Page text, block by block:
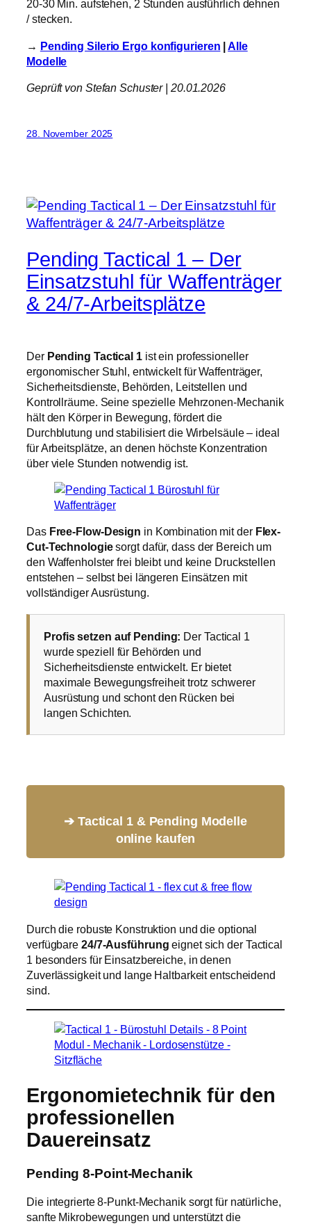
20-30 Min. aufstehen, 2 Stunden ausführlich dehnen
/ stecken.
→ Pending Silerio Ergo konfigurieren |Alle
Modelle
Geprüft von Stefan Schuster | 20.01.2026
28. November 2025
Pending Tactical 1 – Der
Einsatzstuhl für Waffenträger
& 24/7-Arbeitsplätze
Der Pending Tactical 1ist ein professioneller
ergonomischer Stuhl, entwickelt für Waffenträger,
Sicherheitsdienste, Behörden, Leitstellen und
Kontrollräume. Seine spezielle Mehrzonen-Mechanik
hält den Körper in Bewegung, fördert die
Durchblutung und stabilisiert die Wirbelsäule – ideal
für Arbeitsplätze, an denen höchste Konzentration
über viele Stunden notwendig ist.
Das Free-Flow-Design in Kombination mit derFlex-
Cut-Technologiesorgt dafür, dass der Bereich um
den Waffenholster frei bleibt und keine Druckstellen
entstehen – selbst bei längeren Einsätzen mit
vollständiger Ausrüstung.
Profis setzen auf Pending: Der Tactical 1
wurde speziell für Behörden und
Sicherheitsdienste entwickelt. Er bietet
maximale Bewegungsfreiheit trotz schwerer
Ausrüstung und schont den Rücken bei
langen Schichten.
➔ Tactical 1 & Pending Modelle
online kaufen
Durch die robuste Konstruktion und die optional
verfügbare 24/7-Ausführung eignet sich der Tactical
1 besonders für Einsatzbereiche, in denen
Zuverlässigkeit und lange Haltbarkeit entscheidend
sind.
Ergonomietechnik für den
professionellen
Dauereinsatz
Pending 8-Point-Mechanik
Die integrierte 8-Punkt-Mechanik sorgt für natürliche,
sanfte Mikrobewegungen und unterstützt die